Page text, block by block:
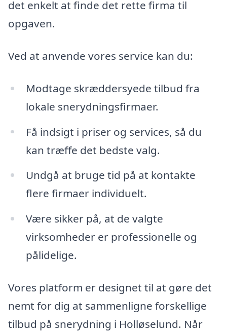
det enkelt at finde det rette firma til
opgaven.
Ved at anvende vores service kan du:
Modtage skræddersyede tilbud fra
lokale snerydningsfirmaer.
Få indsigt i priser og services, så du
kan træffe det bedste valg.
Undgå at bruge tid på at kontakte
flere firmaer individuelt.
Være sikker på, at de valgte
virksomheder er professionelle og
pålidelige.
Vores platform er designet til at gøre det
nemt for dig at sammenligne forskellige
tilbud på snerydning i Holløselund. Når